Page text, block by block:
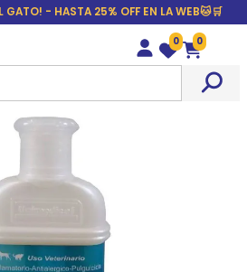
GATO! - HASTA 25% OFF EN LA WEB🐱🛒
Wishlist
0
Carrito
0